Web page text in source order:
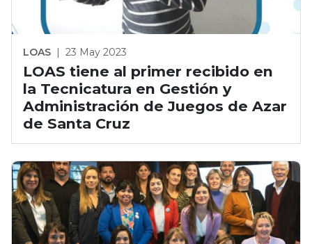
LOAS | 23 May 2023
LOAS tiene al primer recibido en
la Tecnicatura en Gestión y
Administración de Juegos de Azar
de Santa Cruz